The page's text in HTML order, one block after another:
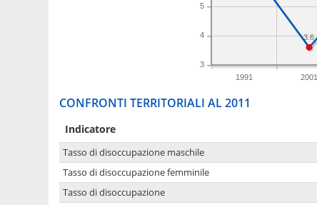
1991 2001
3
4
5
3.6
CONFRONTI TERRITORIALI AL 2011
Indicatore
Tasso di disoccupazione maschile
Tasso di disoccupazione femminile
Tasso di disoccupazione